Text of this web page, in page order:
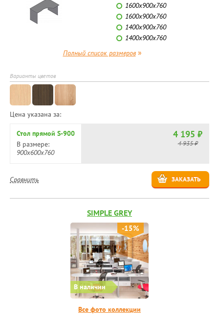
1600х900х760
1600х900х760
1400х900х760
1400х900х760
Полный список размеров»
Варианты цветов
Цена указана за:
Стол прямой S-900
В размере:
900х600х760
4 195 ₽
4 935 ₽
ЗАКАЗАТЬ
Сравнить
SIMPLE GREY
В наличии
-15%
Все фото коллекции